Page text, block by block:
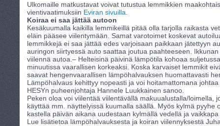
Ulkomaille matkustavat voivat tutustua lemmikkien
vientivaatimuksiin Eviran sivuilla
Koiraa ei saa jättää autoon
Kesäkuumalla kaikilla lemmikeillä pitää olla tarjolla raikasta
eläin pääsee viilentymään. Samat varotoimet koskevat
lemmikkejä ei saa jättää edes varjoisaan paikkaan jätettyyn
auringon siirtyessä auto saattaa joutua paahteeseen.
viilennä autoa.– Helteisinä päivinä lämpötila kohoaa
minuutissa vaarallisen korkeaksi. Koska karvaiset lemmikit
saavat hengenvaarallisen lämpöhalvauksen huomattavasti
Lämpöhalvaus kehittyy nopeasti ja voi hoitamattomana
HESYn puheenjohtaja Hannele Luukkainen sanoo.
Peken oloa voi viilentää viilentävällä makuualustalla/loimella,
käyttää mm. näyttelyissä kuumalla säällä. Myös kylmä pyyhe
kastella päivän aikana uudestaan kylmällä vedellä ja
Lue lisätietoa lämpöhalvauksesta ja koiran viilennyksestä